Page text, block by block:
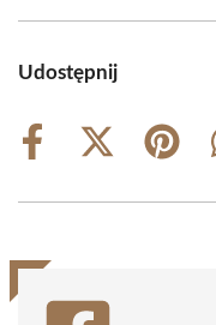
Udostępnij
Share
Share
(Twitter)
Share